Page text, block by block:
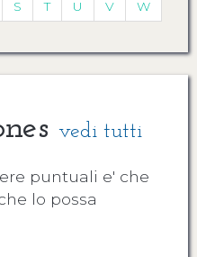
S T U V
W
vedi tutti
puntuali e' che
lo possa